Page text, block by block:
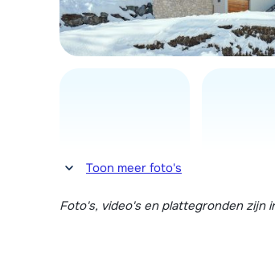
Toon meer foto's
Foto's, video's en plattegronden zijn